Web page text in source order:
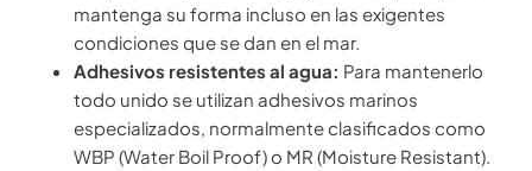
mantenga su forma incluso en las exigentes
condiciones que se dan en el mar.
Adhesivos resistentes al agua: Para mantenerlo
todo unido se utilizan adhesivos marinos
especializados, normalmente clasificados como
WBP (Water Boil Proof) o MR (Moisture Resistant).